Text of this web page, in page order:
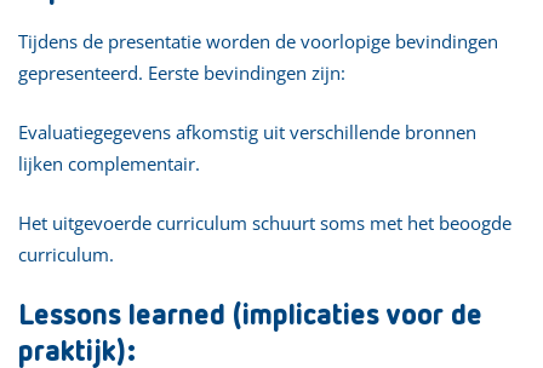
Tijdens de presentatie worden de voorlopige bevindingen
gepresenteerd. Eerste bevindingen zijn:
Evaluatiegegevens afkomstig uit verschillende bronnen
lijken complementair.
Het uitgevoerde curriculum schuurt soms met het beoogde
curriculum.
Lessons learned (implicaties voor de
praktijk):